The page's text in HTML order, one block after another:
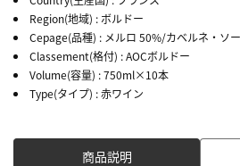
Region(地域) : ボルドー
Cepage(品種) : メルロ 50%/カベルネ・ソ
Classement(格付) : AOCボルドー
Volume(容量) : 750ml×10本
Type(タイプ) : 赤ワイン
商品説明